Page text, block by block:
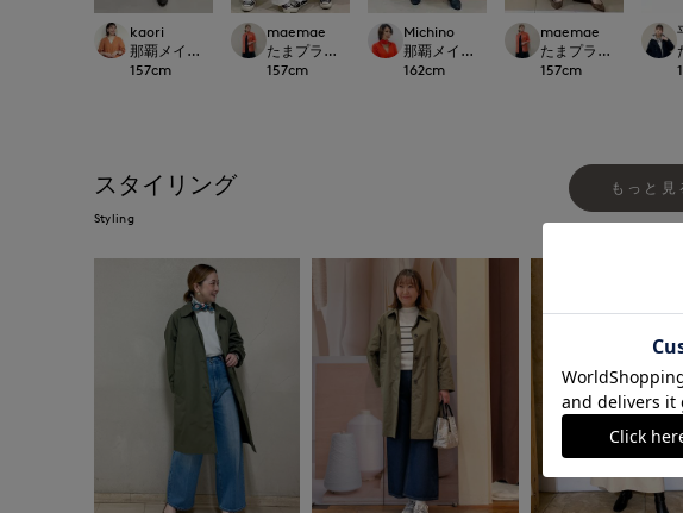
kaori
那覇メインプレイスI.T.'S.international
157cm
maemae
たまプラーザ東急I.T.'S.international
157cm
Michino
那覇メインプレイスI.T.'S.international
162cm
maemae
たまプラーザ東急
157cm
スタイリング
Styling
もっと見